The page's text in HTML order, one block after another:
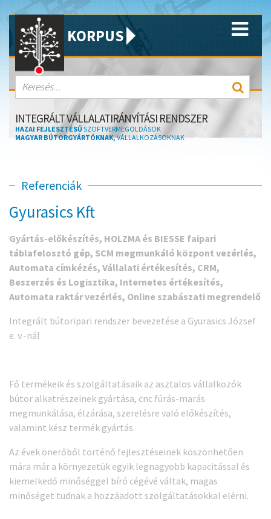
KORPUS
INTEGRÁLT VÁLLALATIRÁNYÍTÁSI RENDSZER
HAZAI FEJLESZTÉSŰSZOFTVERMEGOLDÁSOK
MAGYAR BÚTORGYÁRTÓKNAK,VÁLLALKOZÁSOKNAK
Referenciák
Gyurasics Kft.
Gyártás-előkészítés, HOLZMA és BIESSE faipari
táblafelosztó gép, SCM megmunkáló központ vezérlés,
Automata címkézés, Vállalati értékesítés, CRM,
Beszerzés és Logisztika, Internetes értékesítés,
Automata raktár vezérlés, Online szabászati megrendelő
Integrált bútoripari rendszer bevezetése a Gyurasics József
e. v.-nál
Fő termékeik és szolgáltatásaik az asztalos vállalkozók
bútor alkatrészeinek gyártása, cnc fúrás-marás
megmunkálása, élzárása, szerelésre való előkészítés,
valamint kész termék gyártás.
Az évek önerőből történő fejlesztéseinek köszönhetően
mára már a környezetük egyik legnagyobb kapacitással és
kiemelkedő minőséggel bíró cégévé váltak, magas
minőséget tudnak a hozzáadott szolgáltatásokkal elérni.